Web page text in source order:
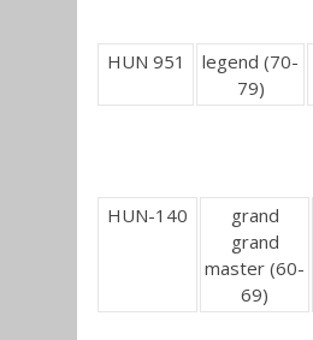
HUN 951
legend (70-
79)
HUN-140
grand
grand
master (60-
69)